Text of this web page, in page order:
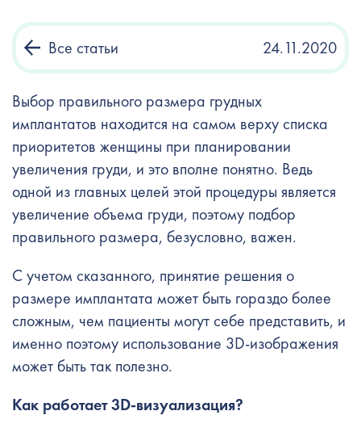
Все статьи 24.11.2020
Выбор правильного размера грудных
имплантатов находится на самом верху списка
приоритетов женщины при планировании
увеличения груди, и это вполне понятно. Ведь
одной из главных целей этой процедуры является
увеличение объема груди, поэтому подбор
правильного размера, безусловно, важен.
С учетом сказанного, принятие решения о
размере имплантата может быть гораздо более
сложным, чем пациенты могут себе представить, и
именно поэтому использование 3D-изображения
может быть так полезно.
Как работает 3D-визуализация?